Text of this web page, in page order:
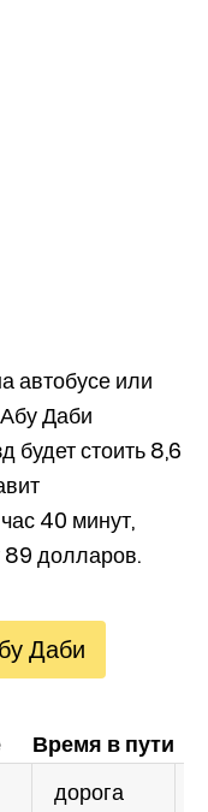
автобусе или
Абу Даби
будет стоить 8,6
40 минут,
89 долларов.
Даби
Время в пути
дорога